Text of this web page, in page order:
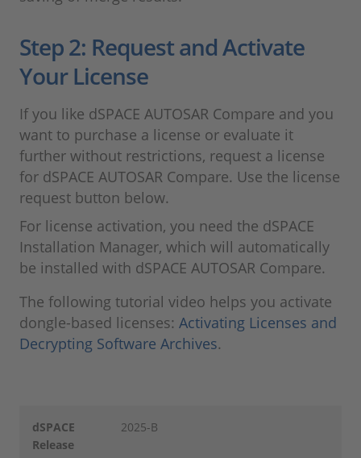
Step 2: Request and Activate
Your License
If you like dSPACE AUTOSAR Compare and you
want to purchase a license or evaluate it
further without restrictions, request a license
for dSPACE AUTOSAR Compare. Use the license
request button below.
For license activation, you need the dSPACE
Installation Manager, which will automatically
be installed with dSPACE AUTOSAR Compare.
The following tutorial video helps you activate
dongle-based licenses: Activating Licenses and
Decrypting Software Archives.
dSPACE
Release
2025-B